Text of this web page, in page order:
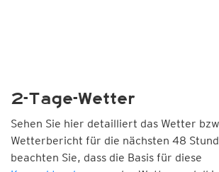
2-Tage-Wetter
Sehen Sie hier detailliert das Wetter
Wetterbericht für die nächsten 48
beachten Sie, dass die Basis für diese